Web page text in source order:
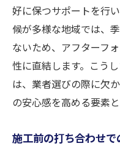
好に保つサポートを行
候が多様な地域では、
ないため、アフターフ
性に直結します。こう
は、業者選びの際に欠
の安心感を高める要素と
施工前の打ち合わせで